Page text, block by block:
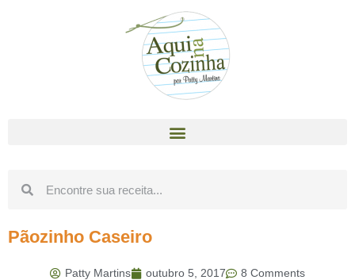
Pãozinho Caseiro
Patty Martins outubro 5, 2017 8 Comments